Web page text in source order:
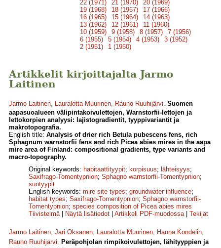
22 (1971)
21 (1970)
20 (1969)
19 (1968)
18 (1967)
17 (1966)
16 (1965)
15 (1964)
14 (1963)
13 (1962)
12 (1961)
11 (1960)
10 (1959)
9 (1958) 8 (1957)
7 (1956)
6 (1955)
5 (1954) 4 (1953)
3 (1952)
2 (1951)
1 (1950)
Artikkelit kirjoittajalta Jarmo
Laitinen
Jarmo Laitinen, Lauralotta Muurinen, Rauno Ruuhijärvi. Suomen
aapasuoalueen välipintakoivulettojen, Warnstorfii-lettojen ja
lettokorpien analyysi: lajistogradientit, tyyppivariantit ja
makrotopografia.
English title: Analysis of drier rich Betula pubescens fens, rich
Sphagnum warnstorfii fens and rich Picea abies mires in the aapa
mire area of Finland: compositional gradients, type variants and
macro-topography.
Original keywords: habitaattityypit; korpisuus; lähteisyys;
Saxifrago-Tomentypnion; Sphagno warnstorfii-Tomentypnion;
suotyypit
English keywords: mire site types; groundwater influence;
habitat types; Saxifrago-Tomentypnion; Sphagno warnstorfii-
Tomentypnion; species composition of Picea abies mires
Tiivistelmä| Näytä lisätiedot Artikkeli PDF-muodossa| Tekijät
Jarmo Laitinen, Jari Oksanen, Lauralotta Muurinen, Hanna Kondelin,
Rauno Ruuhijärvi. Peräpohjolan rimpikoivulettojen, lähityyppien ja